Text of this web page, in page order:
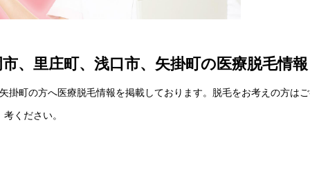
、里庄町、浅口市、矢掛町の医療脱毛情報
掛町の方へ医療脱毛情報を掲載しております。脱毛をお考えの方は
考ください。